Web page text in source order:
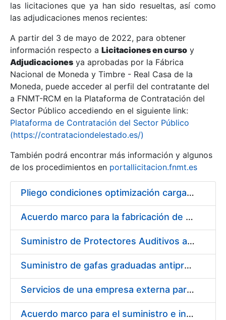
Mostrar/Ocultar
Mostrar/Ocultar
las licitaciones que ya han sido resueltas, así como
las adjudicaciones menos recientes:
A partir del 3 de mayo de 2022, para obtener
información respecto a Licitaciones en curso y
Adjudicaciones ya aprobadas por la Fábrica
Nacional de Moneda y Timbre - Real Casa de la
Moneda, puede acceder al perfil del contratante del
a FNMT-RCM en la Plataforma de Contratación del
Sector Público accediendo en el siguiente link:
Plataforma de Contratación del Sector Público
(https://contrataciondelestado.es/)
También podrá encontrar más información y algunos
de los procedimientos en portallicitacion.fnmt.es
Pliego condiciones optimización cargas compras firmado
Acuerdo marco para la fabricación de piezas
Suministro de Protectores Auditivos a medida para las personas trabajadoras de los Centros de Trabajo de Madrid y Burgos
Suministro de gafas graduadas antiproyecciones para los trabajadores de la FNMT-RCM en los centros de trabajo de Madrid y Burgos
Servicios de una empresa externa para el asesoramiento y resolución de los recursos de alzada que se presentan relacionados con procesos de selección para la FNMT-RCM
Acuerdo marco para el suministro e instalación de persianas, estores y otros complementos